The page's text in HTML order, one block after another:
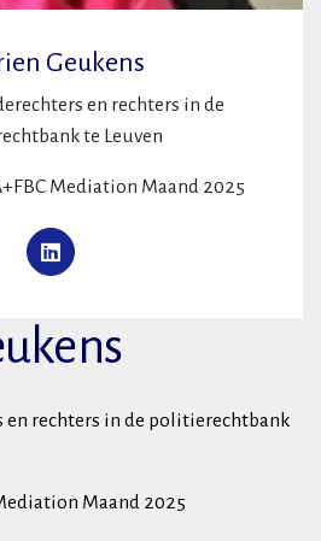
Geukens
en rechters in de
te Leuven
Mediation Maand 2025
rechters in de politierechtbank
Maand 2025